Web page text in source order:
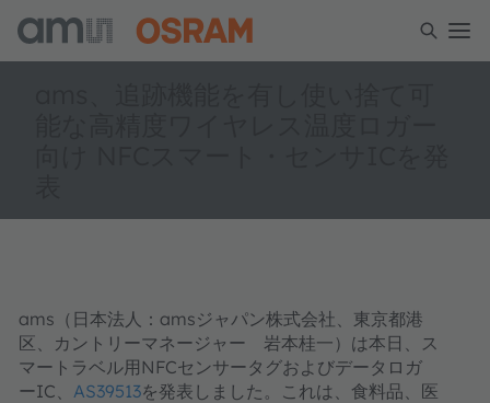
ams（日本法人：amsジャパン株式会社、東京都港
区、カントリーマネージャー 岩本桂一）は本日、ス
マートラベル用NFCセンサータグおよびデータロガ
ーIC、 AS39513を発表しました。これは、食料品、医